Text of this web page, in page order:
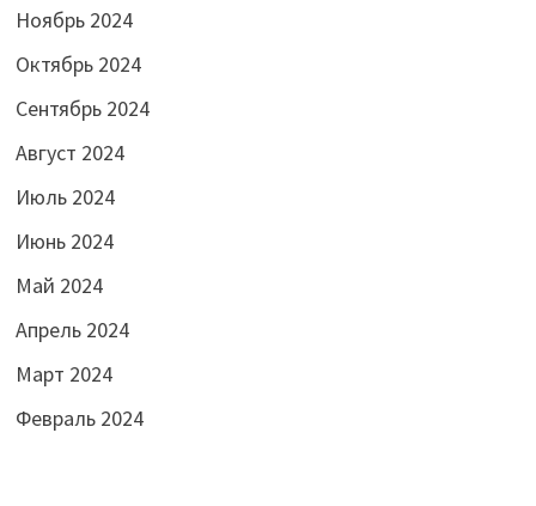
Ноябрь 2024
Октябрь 2024
Сентябрь 2024
Август 2024
Июль 2024
Июнь 2024
Май 2024
Апрель 2024
Март 2024
Февраль 2024